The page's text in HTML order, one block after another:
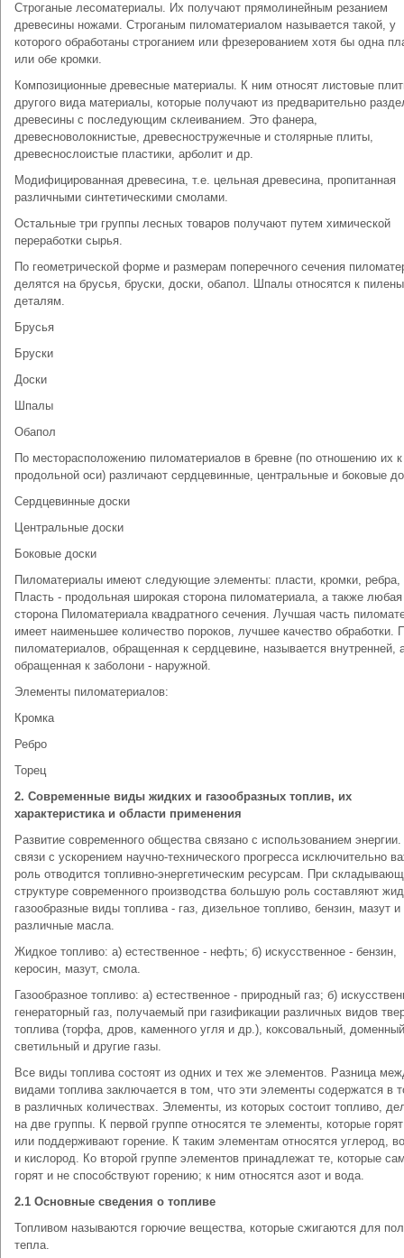
Строганые лесоматериалы. Их получают прямолинейным резанием
древесины ножами. Строганым пиломатериалом называется такой, у
которого обработаны строганием или фрезерованием хотя бы одна
или обе кромки.
Композиционные древесные материалы. К ним относят листовые
другого вида материалы, которые получают из предварительно
древесины с последующим склеиванием. Это фанера,
древесноволокнистые, древесностружечные и столярные плиты,
древеснослоистые пластики, арболит и др.
Модифицированная древесина, т.е. цельная древесина, пропитанная
различными синтетическими смолами.
Остальные три группы лесных товаров получают путем химической
переработки сырья.
По геометрической форме и размерам поперечного сечения
делятся на брусья, бруски, доски, обапол. Шпалы относятся к
деталям.
Брусья
Бруски
Доски
Шпалы
Обапол
По месторасположению пиломатериалов в бревне (по отношению их к
продольной оси) различают сердцевинные, центральные и боковые
Сердцевинные доски
Центральные доски
Боковые доски
Пиломатериалы имеют следующие элементы: пласти, кромки, ребра,
Пласть - продольная широкая сторона пиломатериала, а также любая
сторона Пиломатериала квадратного сечения. Лучшая часть
имеет наименьшее количество пороков, лучшее качество обработки.
пиломатериалов, обращенная к сердцевине, называется внутренней,
обращенная к заболони - наружной.
Элементы пиломатериалов:
Кромка
Ребро
Торец
2. Современные виды жидких и газообразных топлив, их
характеристика и области применения
Развитие современного общества связано с использованием
связи с ускорением научно-технического прогресса исключительно
роль отводится топливно-энергетическим ресурсам. При
структуре современного производства большую роль составляют
газообразные виды топлива - газ, дизельное топливо, бензин, мазут и
различные масла.
Жидкое топливо: а) естественное - нефть; б) искусственное - бензин,
керосин, мазут, смола.
Газообразное топливо: а) естественное - природный газ; б)
генераторный газ, получаемый при газификации различных видов
топлива (торфа, дров, каменного угля и др.), коксовальный,
светильный и другие газы.
Все виды топлива состоят из одних и тех же элементов. Разница
видами топлива заключается в том, что эти элементы содержатся в
в различных количествах. Элементы, из которых состоит топливо,
на две группы. К первой группе относятся те элементы, которые
или поддерживают горение. К таким элементам относятся углерод,
и кислород. Ко второй группе элементов принадлежат те, которые
горят и не способствуют горению; к ним относятся азот и вода.
2.1 Основные сведения о топливе
Топливом называются горючие вещества, которые сжигаются для
тепла.